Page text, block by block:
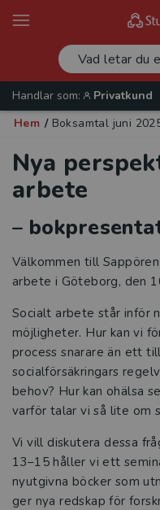
Handlar som:
Privatkund
Hem / Boksamtal juni
Nya
arbete
–
Välkommen till
arbete i Göteborg, den
Socialt arbete står inför
möjligheter. Hur kan vi
process snarare än ett
socialförsäkringars
behov? Hur kan ohälsa
varför talar vi så lite om
Vi vill diskutera dessa
13–15 håller vi ett
nyutgivna böcker som
ger nya redskap för